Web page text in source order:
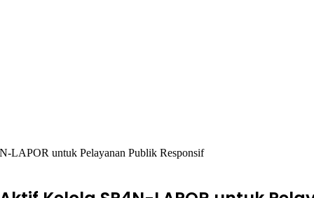
LAPOR untuk Pelayanan Publik Responsif